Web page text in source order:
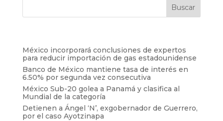
México incorporará conclusiones de expertos
para reducir importación de gas estadounidense
Banco de México mantiene tasa de interés en
6.50% por segunda vez consecutiva
México Sub-20 golea a Panamá y clasifica al
Mundial de la categoría
Detienen a Ángel ‘N’, exgobernador de Guerrero,
por el caso Ayotzinapa